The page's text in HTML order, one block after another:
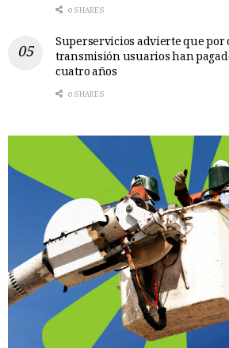
0 SHARES
Superservicios advierte que por
transmisión usuarios han
cuatro años
0 SHARES